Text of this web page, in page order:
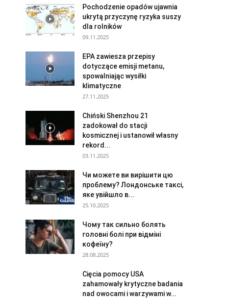
Pochodzenie opadów ujawnia
ukrytą przyczynę ryzyka suszy
dla rolników
09.11.2025
EPA zawiesza przepisy
dotyczące emisji metanu,
spowalniając wysiłki
klimatyczne
27.11.2025
Chiński Shenzhou 21
zadokował do stacji
kosmicznej i ustanowił własny
rekord...
03.11.2025
Чи можете ви вирішити цю
проблему? Лондонське таксі,
яке увійшло в...
25.10.2025
Чому так сильно болять
головні болі при відміні
кофеїну?
28.08.2025
Cięcia pomocy USA
zahamowały krytyczne badania
nad owocami i warzywami w...